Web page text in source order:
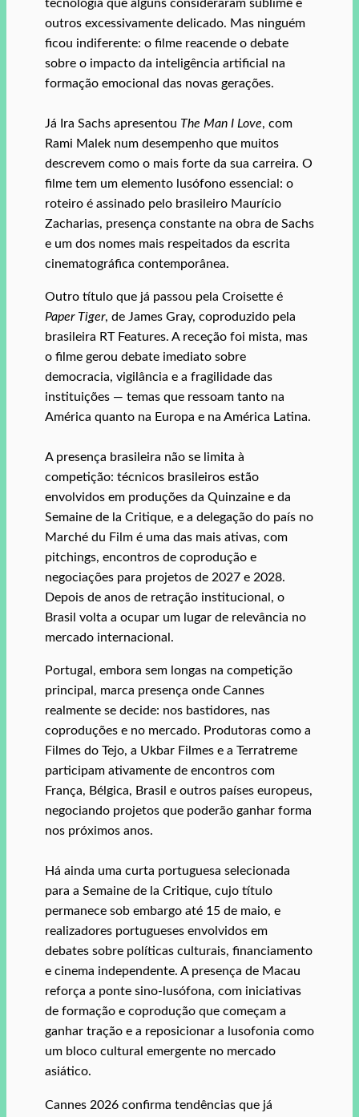
tecnologia que alguns consideraram sublime e
outros excessivamente delicado. Mas ninguém
ficou indiferente: o filme reacende o debate
sobre o impacto da inteligência artificial na
formação emocional das novas gerações.
Já Ira Sachs apresentou The Man I Love, com
Rami Malek num desempenho que muitos
descrevem como o mais forte da sua carreira. O
filme tem um elemento lusófono essencial: o
roteiro é assinado pelo brasileiro Maurício
Zacharias, presença constante na obra de Sachs
e um dos nomes mais respeitados da escrita
cinematográfica contemporânea.
Outro título que já passou pela Croisette é
Paper Tiger, de James Gray, coproduzido pela
brasileira RT Features. A receção foi mista, mas
o filme gerou debate imediato sobre
democracia, vigilância e a fragilidade das
instituições — temas que ressoam tanto na
América quanto na Europa e na América Latina.
A presença brasileira não se limita à
competição: técnicos brasileiros estão
envolvidos em produções da Quinzaine e da
Semaine de la Critique, e a delegação do país no
Marché du Film é uma das mais ativas, com
pitchings, encontros de coprodução e
negociações para projetos de 2027 e 2028.
Depois de anos de retração institucional, o
Brasil volta a ocupar um lugar de relevância no
mercado internacional.
Portugal, embora sem longas na competição
principal, marca presença onde Cannes
realmente se decide: nos bastidores, nas
coproduções e no mercado. Produtoras como a
Filmes do Tejo, a Ukbar Filmes e a Terratreme
participam ativamente de encontros com
França, Bélgica, Brasil e outros países europeus,
negociando projetos que poderão ganhar forma
nos próximos anos.
Há ainda uma curta portuguesa selecionada
para a Semaine de la Critique, cujo título
permanece sob embargo até 15 de maio, e
realizadores portugueses envolvidos em
debates sobre políticas culturais, financiamento
e cinema independente. A presença de Macau
reforça a ponte sino‑lusófona, com iniciativas
de formação e coprodução que começam a
ganhar tração e a reposicionar a lusofonia como
um bloco cultural emergente no mercado
asiático.
Cannes 2026 confirma tendências que já